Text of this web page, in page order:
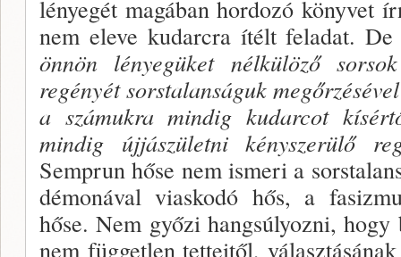
lényegét magá­ban hordozó könyvet
nem eleve kudarcra ítélt feladat.
önnön lényegüket nélkülöző
regényét sorstalanságuk
a számukra mindig ku­darcot
mindig újjászületni kényszerülő
Semprun hőse nem ismeri a
démonával viaskodó hős, a
hőse. Nem győzi hangsúlyozni, hogy
nem füg­getlen tetteitől,